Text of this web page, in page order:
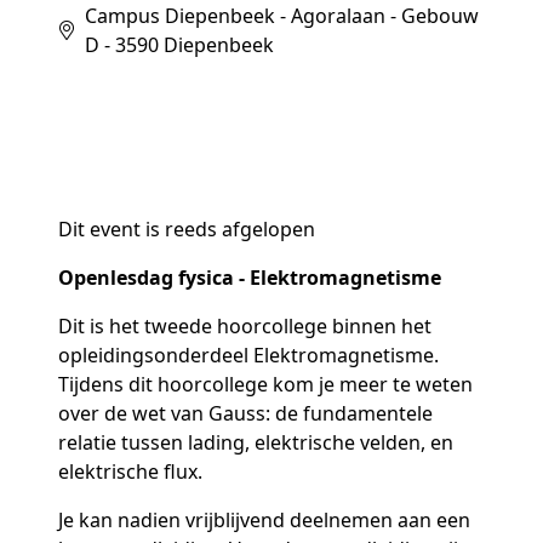
Campus Diepenbeek - Agoralaan - Gebouw
D - 3590 Diepenbeek
Dit event is reeds afgelopen
Openlesdag fysica - Elektromagnetisme
Dit is het tweede hoorcollege binnen het
opleidingsonderdeel Elektromagnetisme.
Tijdens dit hoorcollege kom je meer te weten
over de wet van Gauss: de fundamentele
relatie tussen lading, elektrische velden, en
elektrische flux.
Je kan nadien vrijblijvend deelnemen aan een